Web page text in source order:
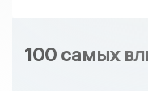
100 самых